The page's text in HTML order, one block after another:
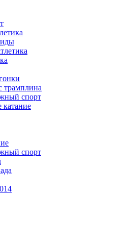
спорт
спорт